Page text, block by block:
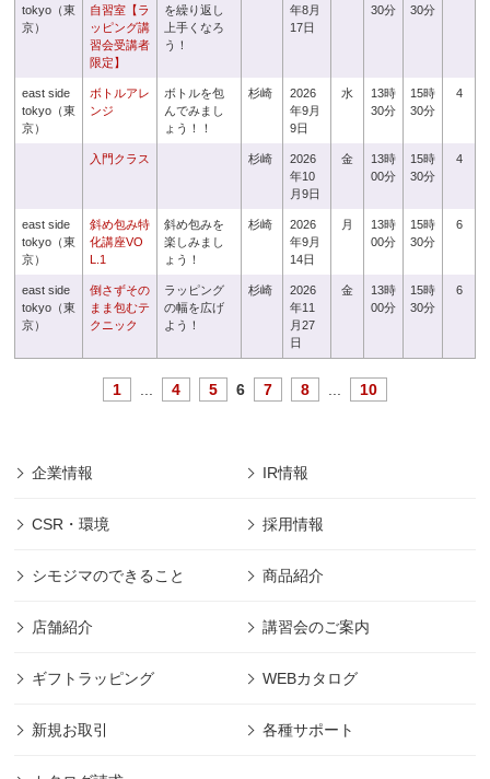
tokyo（東
京）
自習室【ラ
ッピング講
習会受講者
限定】
を繰り返し
上手くなろ
う！
年8月
17日
30分
30分
east side
tokyo（東
京）
ボトルアレ
ンジ
ボトルを包
んでみまし
ょう！！
杉崎
2026
年9月
9日
水
13時
30分
15時
30分
4
入門クラス 杉崎
2026
年10
月9日
金
13時
00分
15時
30分
4
east side
tokyo（東
京）
斜め包み特
化講座VO
L.1
斜め包みを
楽しみまし
ょう！
杉崎
2026
年9月
14日
月
13時
00分
15時
30分
6
east side
tokyo（東
京）
倒さずその
まま包むテ
クニック
ラッピング
の幅を広げ
よう！
杉崎
2026
年11
月27
日
金
13時
00分
15時
30分
6
1 4 5 6 7 8 10
企業情報 IR情報
CSR・環境 採用情報
シモジマのできること 商品紹介
店舗紹介 講習会のご案内
ギフトラッピング WEBカタログ
新規お取引 各種サポート